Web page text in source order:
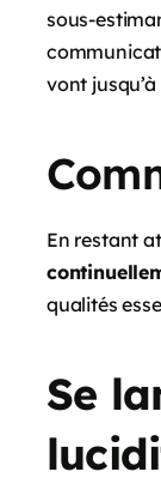
sous-
vont
En restant
qualités
Se